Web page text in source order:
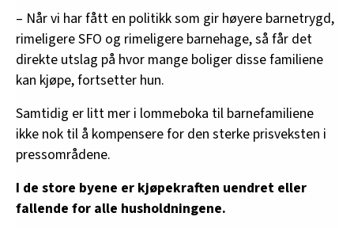
– Når vi har fått en politikk som gir høyere barnetrygd,
rimeligere SFO og rimeligere barnehage, så får det
direkte utslag på hvor mange boliger disse familiene
kan kjøpe, fortsetter hun.
Samtidig er litt mer i lommeboka til barnefamiliene
ikke nok til å kompensere for den sterke prisveksten i
pressområdene.
I de store byene er kjøpekraften uendret eller
fallende for alle husholdningene.